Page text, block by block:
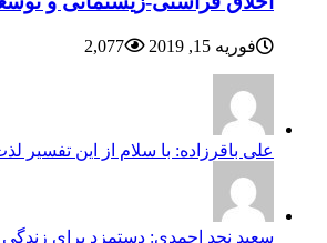
فوریه 15, 2019 2,077
علی باقرزاده: با سلام از این تفسیر
سعيد نجد احمدي: دستمزد برای